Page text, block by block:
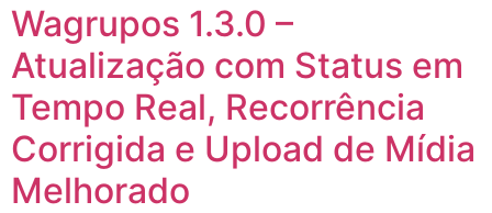
Wagrupos 1.3.0 –
Atualização com Status em
Tempo Real, Recorrência
Corrigida e Upload de Mídia
Melhorado